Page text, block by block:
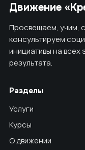
Движение
Просвещаем, учим,
консультируем
инициативы на всех
результата.
Разделы
Услуги
Курсы
О движении